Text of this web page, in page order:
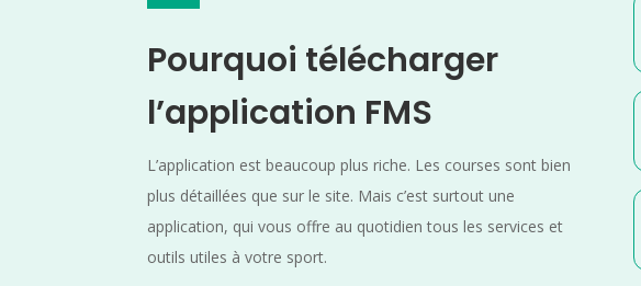
Pourquoi télécharger
l’application FMS
L’application est beaucoup plus riche. Les courses sont bien
plus détaillées que sur le site. Mais c’est surtout une
application, qui vous offre au quotidien tous les services et
outils utiles à votre sport.